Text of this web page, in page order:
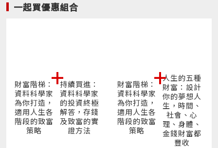
就夠了。」
為什麼有些理財專家說「省錢才是致富關鍵」，有些
卻說「別再省一杯拿鐵錢，去創業吧！」愈聽愈困
惑，到底誰說的才對？
《財富階梯》給你的答案出人意料：問題從來不在於
這些建議誰對誰錯，而是你現在位在財富的哪個階
一起買優惠組合
財富階梯：
資料科學家
為你打造，
適用人生各
階段的致富
策略
持續買進：
資料科學家
的投資終極
解答，存錢
及致富的實
證方法
財富階梯：
資料科學家
為你打造，
適用人生各
階段的致富
策略
人生的五種
財富：設計
你的夢想人
生，時間、
社會、心
理、身體、
金錢財富都
豐收